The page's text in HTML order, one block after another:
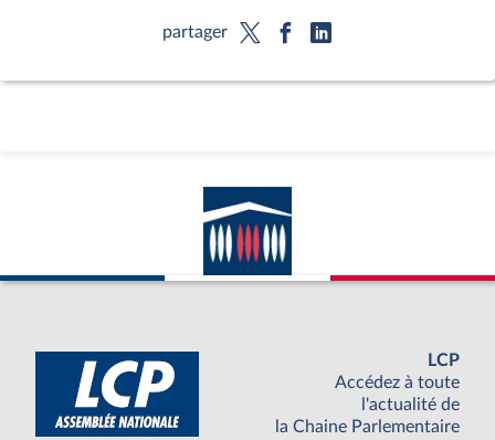
partager
LCP
Accédez à toute
l'actualité de
la Chaine Parlementaire